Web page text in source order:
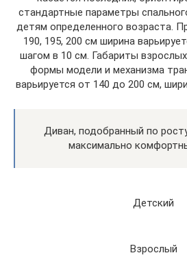
стандартные параметры
детям определенного возраста.
190, 195, 200 см ширина
шагом в 10 см. Габариты
формы модели и механизма
варьируется от 140 до 200 см,
Диван, подобранный по
максимально
Детский
Взрослый